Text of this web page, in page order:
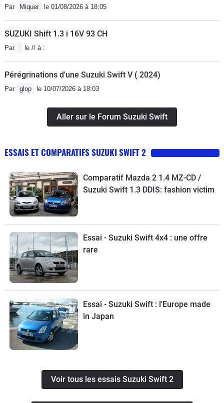
Par Miquer le 01/08/2026 à 18:05
SUZUKI Shift 1.3 i 16V 93 CH
Par le // à :
Pérégrinations d'une Suzuki Swift V ( 2024)
Par glop le 10/07/2026 à 18:03
Aller sur le Forum Suzuki Swift
ESSAIS ET COMPARATIFS SUZUKI SWIFT 2
Comparatif Mazda 2 1.4 MZ-CD /
Suzuki Swift 1.3 DDIS: fashion victim
Essai - Suzuki Swift 4x4 : une offre
rare
Essai - Suzuki Swift : l'Europe made
in Japan
Voir tous les essais Suzuki Swift 2